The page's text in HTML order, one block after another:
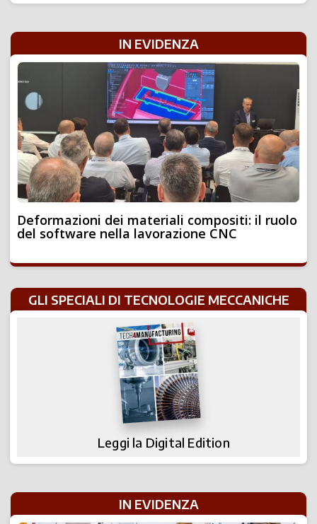
IN EVIDENZA
Deformazioni dei materiali compositi: il ruolo
del software nella lavorazione CNC
GLI SPECIALI DI TECNOLOGIE MECCANICHE
Leggi la Digital Edition
IN EVIDENZA